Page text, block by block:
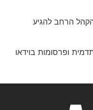
הקהל הרחב להגיע
ופרסומות בוידאו